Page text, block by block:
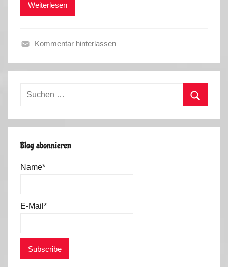
Weiterlesen
o
0
1
Kommentar hinterlassen
Suchen
Blog abonnieren
Name*
E-Mail*